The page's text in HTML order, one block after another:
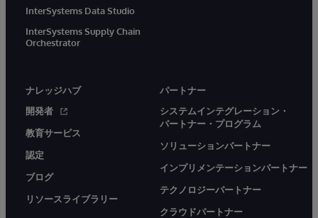
InterSystems Data Studio
InterSystems Supply Chain
Orchestrator
ナレッジハブ
開発者
教育サービス
認定
ブログ
リソースライブラリー
パートナー
システムインテグレーション・
パートナー・プログラム
ソリューションパートナー
インプリメンテーションパートナー
テクノロジーパートナー
クラウドパートナー